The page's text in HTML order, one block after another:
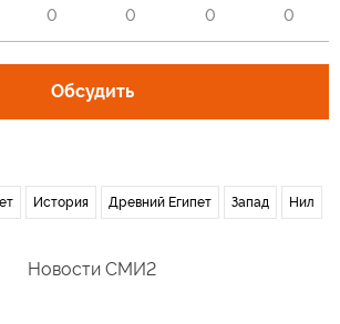
0 0 0 0
Обсудить
История Древний Египет Запад Нил
Новости СМИ2